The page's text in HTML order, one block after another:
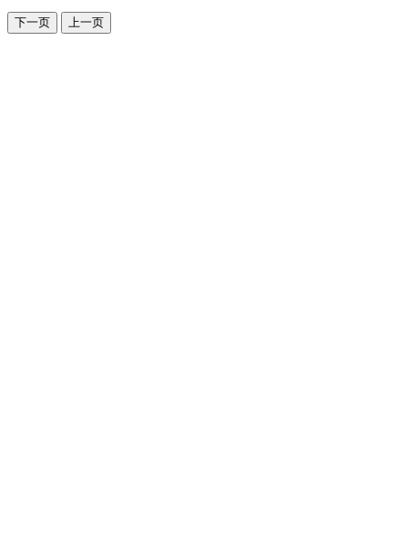
下一页 上一页